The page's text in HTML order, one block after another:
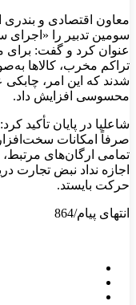
معاون اقتصادی و بندری
سومین تدبیر را «اجرای
عنوان کرد و گفت: برای
تراکم مخرب، کالاها
شدند که این امر، چابکی
محسوسی افزایش داد.
شاعلیا در پایان تأکید
صرفاً امکانات
تمامی ارگان‌های
اجازه نداد نبض تجارت
حرکت بایستد.
انتهای پیام/864